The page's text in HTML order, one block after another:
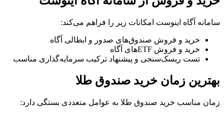
سامانه آگاه اینوست امکانات زیر را فراهم می‌کند:
خرید و فروش صندوق‌های صدور و ابطالی آگاه
خرید و فروش ETFهای آگاه
تست ریسک‌سنجی و پیشنهاد ترکیب سرمایه‌گذاری مناسب
بهترین زمان خرید صندوق طلا
زمان مناسب خرید صندوق طلا به عوامل متعددی بستگی دارد: